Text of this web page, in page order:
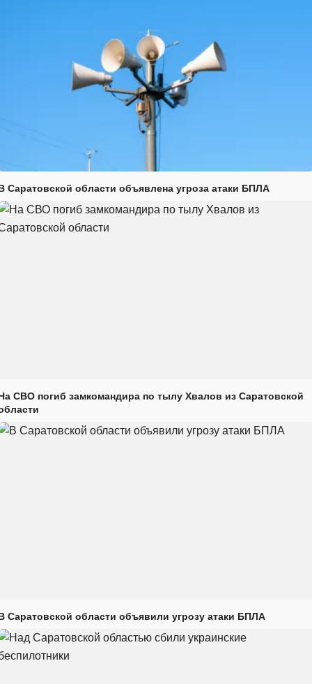
Саратовской области объявлена угроза атаки БПЛА
СВО погиб замкомандира по тылу Хвалов из Саратовской
Саратовской области объявили угрозу атаки БПЛА